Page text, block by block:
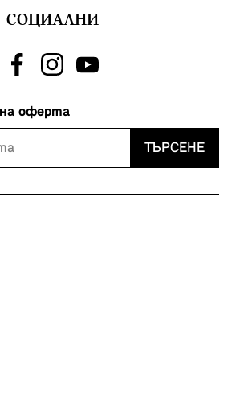
СОЦИАЛНИ
оферта
ТЪРСЕНЕ